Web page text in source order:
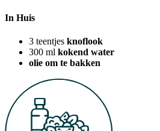
In Huis
3 teentjes knoflook
300 ml kokend water
olie om te bakken